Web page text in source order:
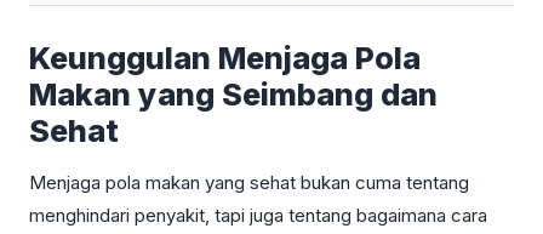
Keunggulan Menjaga Pola
Makan yang Seimbang dan
Sehat
Menjaga pola makan yang sehat bukan cuma tentang
menghindari penyakit, tapi juga tentang bagaimana cara